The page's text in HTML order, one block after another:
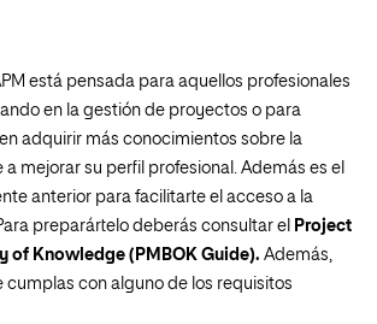
está pensada para aquellos profesionales
en la gestión de proyectos o para
adquirir más conocimientos sobre la
mejorar su perfil profesional. Además es el
anterior para facilitarte el acceso a la
preparártelo deberás consultar el
Project
of Knowledge (PMBOK Guide). Además,
cumplas con alguno de los requisitos